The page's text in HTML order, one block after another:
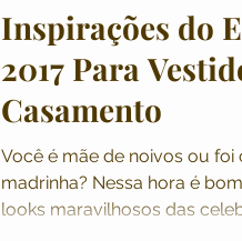
Inspirações do
2017 Para
Casamento
Você é mãe de noivos ou foi
madrinha? Nessa hora é
looks maravilhosos das